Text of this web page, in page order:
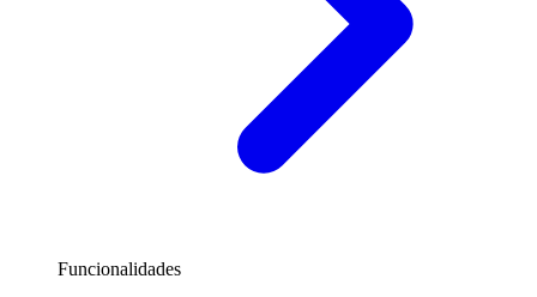
Funcionalidades